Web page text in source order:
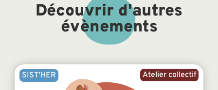
Découvrir d'autres
évènements
Atelier collectif
SIST'HER